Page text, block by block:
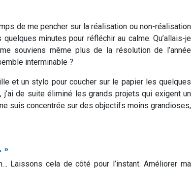
de me pencher sur la réalisation ou non-réalisation
minutes pour réfléchir au calme. Qu’allais-je
souviens même plus de la résolution de l’année
interminable ?
et un stylo pour coucher sur le papier les quelques
de suite éliminé les grands projets qui exigent un
suis concentrée sur des objectifs moins grandioses,
»
Laissons cela de côté pour l’instant. Améliorer ma